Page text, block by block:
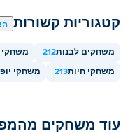
קטגוריות קשורות
משחקים לבנות212
משחקי חיות213 משחקי
עוד משחקים